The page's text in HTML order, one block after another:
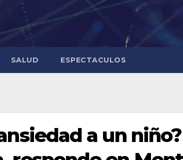
SALUD ESPECTACULOS
a un niño?